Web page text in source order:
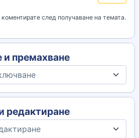
след получаване на темата.
и премахване
редактиране